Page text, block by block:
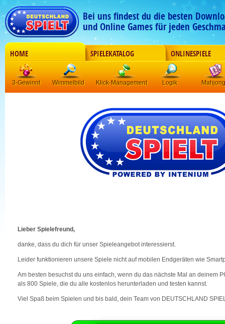
Bei uns findest du die besten
und Online Games für jeden
HOME SPIELEKATALOG ONLINESPIELE
3-Gewinnt Wimmelbild Klick-Management Logik Mahjong
Lieber Spielefreund,
danke, dass du dich für unser Spieleangebot interessierst.
Leider funktionieren unsere Spiele nicht auf mobilen Endgeräten wie
Am besten besuchst du uns einfach, wenn du das nächste Mal an deinem
als 800 Spiele, die du alle kostenlos herunterladen und testen kannst.
Viel Spaß beim Spielen und bis bald, dein Team von DEUTSCHLAND